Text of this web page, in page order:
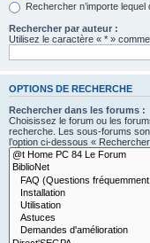
Rechercher n’importe
Rechercher par auteur :
Utilisez le caractère « * »
OPTIONS DE RECHERCHE
Rechercher dans les forums :
Choisissez le forum ou les
recherche. Les sous-forums
l’option ci-dessous «